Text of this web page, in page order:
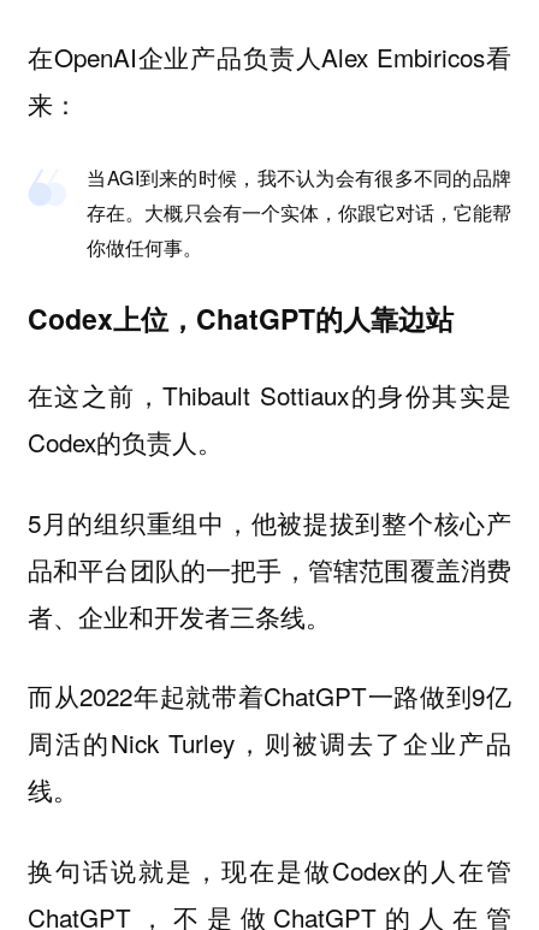
在OpenAI企业产品负责人Alex Embiricos看
来：
当AGI到来的时候，我不认为会有很多不同的品牌
存在。大概只会有一个实体，你跟它对话，它能帮
你做任何事。
Codex上位，ChatGPT的人靠边站
在这之前，Thibault Sottiaux的身份其实是
Codex的负责人。
5月的组织重组中，他被提拔到整个核心产
品和平台团队的一把手，管辖范围覆盖消费
者、企业和开发者三条线。
而从2022年起就带着ChatGPT一路做到9亿
周活的Nick Turley，则被调去了企业产品
线。
换句话说就是，现在是做Codex的人在管
ChatGPT，不是做ChatGPT的人在管